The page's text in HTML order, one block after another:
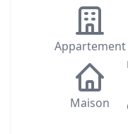
Appartement
Maison